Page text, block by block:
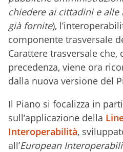
chiedere ai cittadini e
già fornite),
componente trasversale
Carattere trasversale
precedenza, viene ora
dalla nuova versione del
Il Piano si focalizza in
sull’applicazione della
Interoperabilità,
all’European